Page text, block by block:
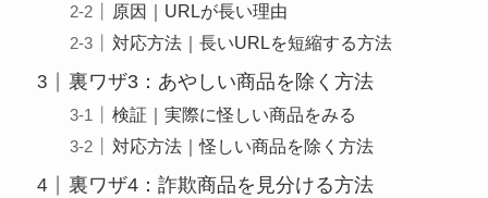
原因｜URLが長い理由
対応方法｜長いURLを短縮する方法
裏ワザ3：あやしい商品を除く方法
検証｜実際に怪しい商品をみる
対応方法｜怪しい商品を除く方法
裏ワザ4：詐欺商品を見分ける方法